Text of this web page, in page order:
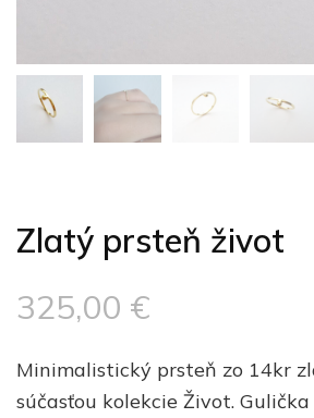
Zlatý prsteň život
325,00 €
Minimalistický prsteň zo 14kr
súčasťou kolekcie Život.